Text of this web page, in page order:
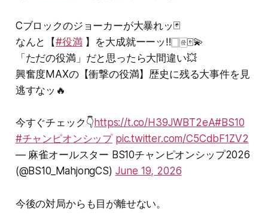
Cブロックのジョーカーが大暴れッ🃏
なんと【#役満】を大成就ーーッ‼️🀆🀅🀄💫
「ただの役満」だと思ったら大間違い💥
興奮度MAXの【衝撃の役満】歴史に残る大事件を見
逃すなッ🔥
今すぐチェック👇https://t.co/H39JWBT2eA#BS10
#チャンピオンシップ pic.twitter.com/C5CdbF1ZV2
— 麻雀オールスター BS10チャンピオンシップ2026
(@BS10_MahjongCS) June 19, 2026
今後の対局からも目が離せない。